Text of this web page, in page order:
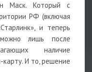
Маск. Который с
РФ (включая
и теперь
лишь после
наличие
карту. И то, решение